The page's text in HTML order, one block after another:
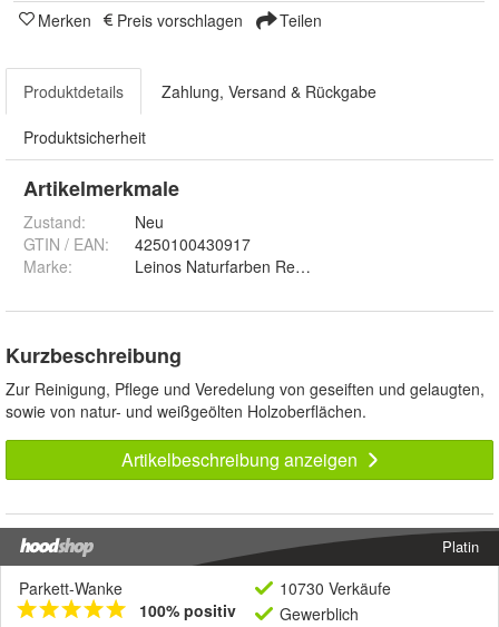
Merken Preis vorschlagen Teilen
Produktdetails Zahlung, Versand & Rückgabe
Produktsicherheit
Artikelmerkmale
Zustand:
Neu
GTIN / EAN:
4250100430917
Marke:
Leinos Naturfarben Reinicke Naturfarben GmbH
Kurzbeschreibung
Zur Reinigung, Pflege und Veredelung von geseiften und gelaugten,
sowie von natur- und weißgeölten Holzoberflächen.
Artikelbeschreibung anzeigen
Platin
Parkett-Wanke
100% positiv
10730 Verkäufe
Gewerblich